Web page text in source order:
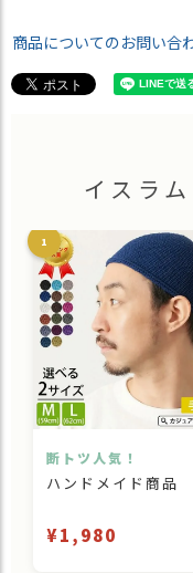
商品についてのお問い合
イスラ
1
断トツ人気！
ハンドメイド商品
¥1,980